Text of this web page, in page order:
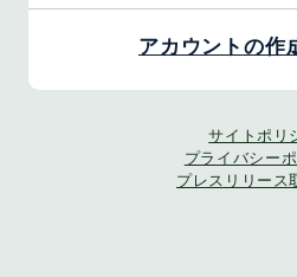
アカウントの作
サイトポリ
プライバシー
プレスリリース